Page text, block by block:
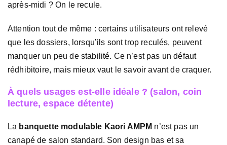
après-midi ? On le recule.
Attention tout de même : certains utilisateurs ont relevé
que les dossiers, lorsqu’ils sont trop reculés, peuvent
manquer un peu de stabilité. Ce n’est pas un défaut
rédhibitoire, mais mieux vaut le savoir avant de craquer.
À quels usages est-elle idéale ? (salon, coin
lecture, espace détente)
La banquette modulable Kaori AMPM n’est pas un
canapé de salon standard. Son design bas et sa